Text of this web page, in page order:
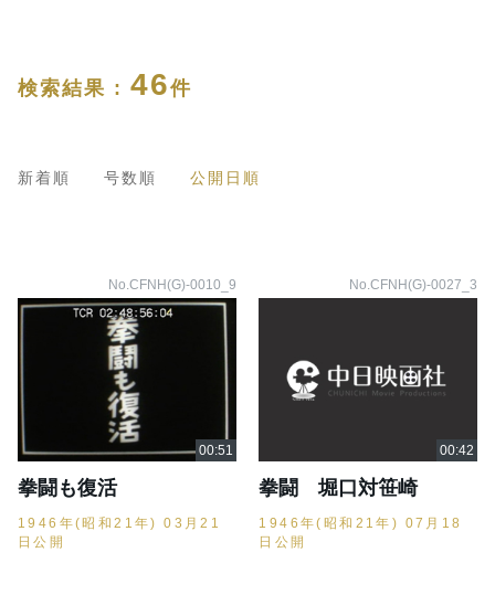
検索結果 : 46件
新着順 号数順 公開日順
No.CFNH(G)-0010_9
拳闘も復活
1946年(昭和21年) 03月21
日公開
No.CFNH(G)-0027_3
拳闘 堀口対笹崎
1946年(昭和21年) 07月18
日公開